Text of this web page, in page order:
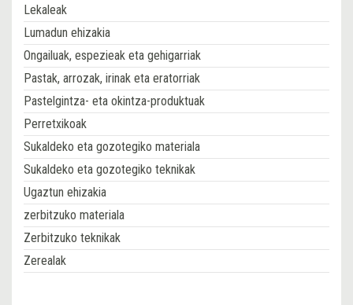
Lekaleak
Lumadun ehizakia
Ongailuak, espezieak eta gehigarriak
Pastak, arrozak, irinak eta eratorriak
Pastelgintza- eta okintza-produktuak
Perretxikoak
Sukaldeko eta gozotegiko materiala
Sukaldeko eta gozotegiko teknikak
Ugaztun ehizakia
zerbitzuko materiala
Zerbitzuko teknikak
Zerealak